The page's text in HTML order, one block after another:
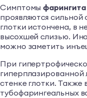
Симптомы
проявляются сильной
глотки истончена, в
высохшей слизью.
можно заметить
При
стенке глотки.
тубофарингеальных